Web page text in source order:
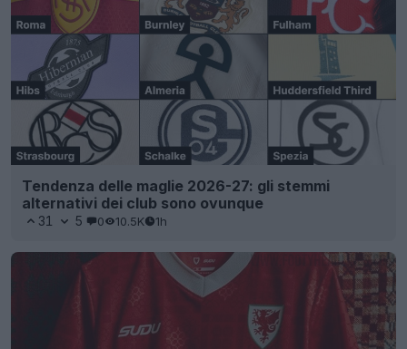
Tendenza delle maglie 2026-27: gli stemmi
alternativi dei club sono ovunque
31 5 0 10.5K 1h